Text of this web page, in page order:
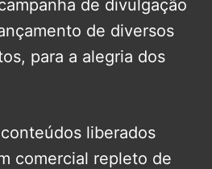
de divulgação
de diversos
para a alegria dos
liberados
comercial repleto de